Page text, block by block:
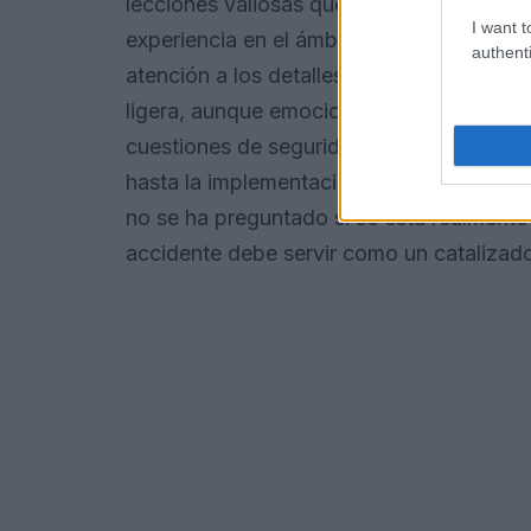
I want
experiencia en el ámbito de startups, he
atención a los detalles críticos puede
ligera, aunque emocionante y en
cuestiones de seguridad. Esto incluye
hasta la implementación de protocolos
no se ha preguntado si se está
accidente debe servir como un